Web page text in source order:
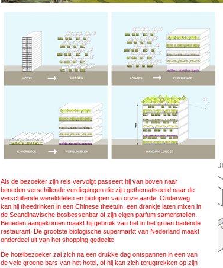
Als de bezoeker zijn reis vervolgt passeert hij van boven naar
beneden verschillende verdiepingen die zijn gethematiseerd naar de
verschillende werelddelen en biotopen van onze aarde. Onderweg
kan hij theedrinken in een Chinese theetuin, een drankje laten mixen in
de Scandinavische bosbessenbar of zijn eigen parfum samenstellen.
Beneden aangekomen maakt hij gebruik van het in het groen badende
restaurant. De grootste biologische supermarkt van Nederland maakt
onderdeel uit van het shopping gedeelte.
De hotelbezoeker zal zich na een drukke dag ontspannen in een van
de vele groene bars van het hotel, of hij kan zich terugtrekken op zijn